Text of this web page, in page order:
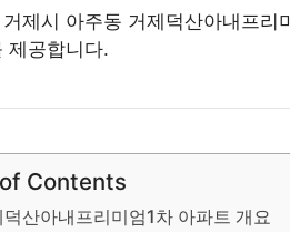
제시 아주동 거제덕산아내프
제공합니다.
Contents
덕산아내프리미엄1차 아파트 개요